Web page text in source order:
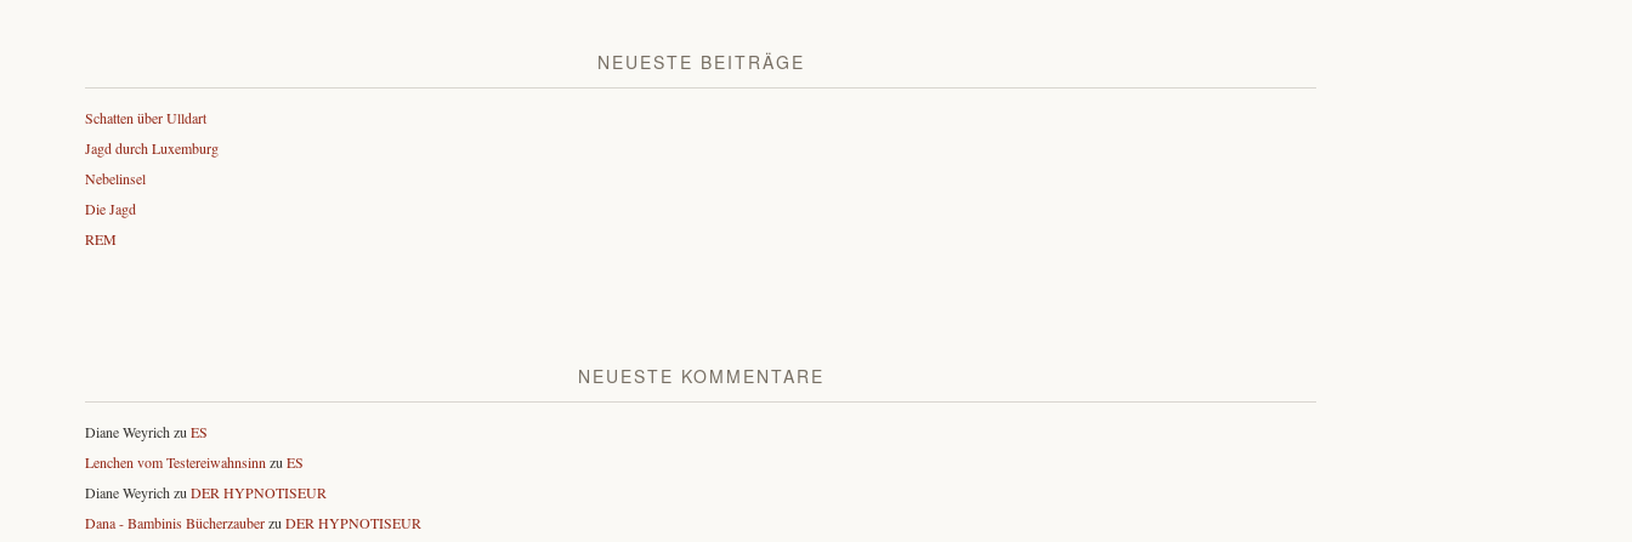
NEUESTE BEITRÄGE
Schatten über Ulldart
Jagd durch Luxemburg
Nebelinsel
Die Jagd
REM
NEUESTE KOMMENTARE
Diane Weyrich zu ES
Lenchen vom Testereiwahnsinn zu ES
Diane Weyrich zu DER HYPNOTISEUR
Dana - Bambinis Bücherzauberzu DER HYPNOTISEUR